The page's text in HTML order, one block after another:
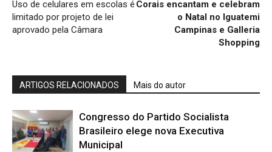
Uso de celulares em escolas é
limitado por projeto de lei
aprovado pela Câmara
Corais encantam e celebram
o Natal no Iguatemi
Campinas e Galleria
Shopping
ARTIGOS RELACIONADOS Mais do autor
Congresso do Partido Socialista
Brasileiro elege nova Executiva
Municipal